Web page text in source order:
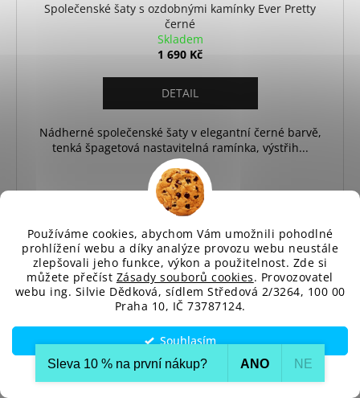
Používáme cookies, abychom Vám umožnili pohodlné
prohlížení webu a díky analýze provozu webu neustále
zlepšovali jeho funkce, výkon a použitelnost. Zde si
můžete přečíst Zásady souborů cookies. Provozovatel
webu ing. Silvie Dědková, sídlem Středová 2/3264, 100 00
Praha 10, IČ 73787124.
Souhlasím
Nastavení
Společenské šaty s ozdobnými kamínky Ever Pretty
černé
Skladem
1 690 Kč
DETAIL
Nádherné společenské šaty v elegantní černé barvě,
tenká špagetová nastavitelná ramínka, výstřih...
Sleva 10 % na první nákup?​ ANO NE